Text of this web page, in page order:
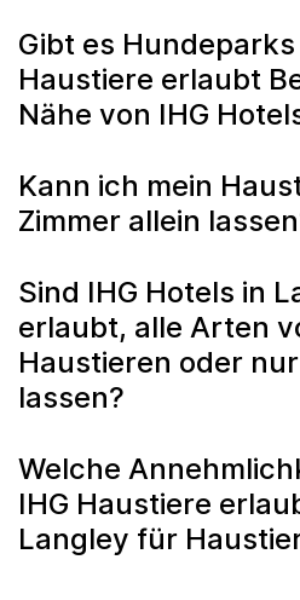
Gibt es
Haustiere erlaubt
Nähe von IHG
Kann ich mein
Zimmer allein
Sind IHG Hotels in
erlaubt, alle Arten
Haustieren oder
lassen?
Welche
IHG Haustiere
Langley für